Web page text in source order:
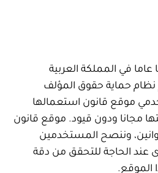
في المملكة العربية
حماية حقوق المؤلف
موقع قانون استعمالها
مجانا ودون قيود. موقع قانون
وننصح المستخدمين
عند الحاجة للتحقق من دقة
الموقع.